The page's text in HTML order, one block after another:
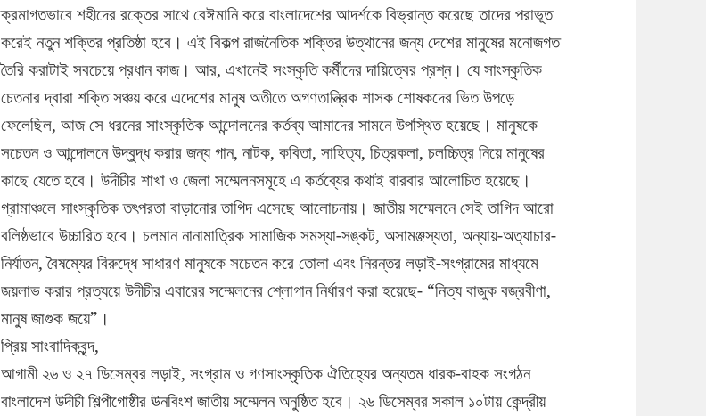
ক্রমাগতভাবে শহীদের রক্তের সাথে বেঈমানি করে বাংলাদেশের আদর্শকে বিভ্রান্ত করেছে তাদের পরাভূত
করেই নতুন শক্তির প্রতিষ্ঠা হবে। এই বিকল্প রাজনৈতিক শক্তির উত্থানের জন্য দেশের মানুষের মনোজগত
তৈরি করাটাই সবচেয়ে প্রধান কাজ। আর, এখানেই সংস্কৃতি কর্মীদের দায়িত্বের প্রশ্ন। যে সাংস্কৃতিক
চেতনার দ্বারা শক্তি সঞ্চয় করে এদেশের মানুষ অতীতে অগণতান্ত্রিক শাসক শোষকদের ভিত উপড়ে
ফেলেছিল, আজ সে ধরনের সাংস্কৃতিক আন্দোলনের কর্তব্য আমাদের সামনে উপস্থিত হয়েছে। মানুষকে
সচেতন ও আন্দোলনে উদ্বুদ্ধ করার জন্য গান, নাটক, কবিতা, সাহিত্য, চিত্রকলা, চলচ্চিত্র নিয়ে মানুষের
কাছে যেতে হবে। উদীচীর শাখা ও জেলা সম্মেলনসমূহে এ কর্তব্যের কথাই বারবার আলোচিত হয়েছে।
গ্রামাঞ্চলে সাংস্কৃতিক তৎপরতা বাড়ানোর তাগিদ এসেছে আলোচনায়। জাতীয় সম্মেলনে সেই তাগিদ আরো
বলিষ্ঠভাবে উচ্চারিত হবে। চলমান নানামাত্রিক সামাজিক সমস্যা-সঙ্কট, অসামঞ্জস্যতা, অন্যায়-অত্যাচার-
নির্যাতন, বৈষম্যের বিরুদ্ধে সাধারণ মানুষকে সচেতন করে তোলা এবং নিরন্তর লড়াই-সংগ্রামের মাধ্যমে
জয়লাভ করার প্রত্যয়ে উদীচীর এবারের সম্মেলনের শ্লোগান নির্ধারণ করা হয়েছে- “নিত্য বাজুক বজ্রবীণা,
মানুষ জাগুক জয়ে”।
প্রিয় সাংবাদিকবৃন্দ,
আগামী ২৬ ও ২৭ ডিসেম্বর লড়াই, সংগ্রাম ও গণসাংস্কৃতিক ঐতিহ্যের অন্যতম ধারক-বাহক সংগঠন
বাংলাদেশ উদীচী শিল্পীগোষ্ঠীর ঊনবিংশ জাতীয় সম্মেলন অনুষ্ঠিত হবে। ২৬ ডিসেম্বর সকাল ১০টায় কেন্দ্রীয়